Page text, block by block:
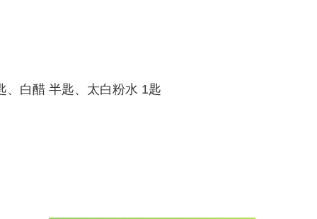
、白醋 半匙、太白粉水 1匙